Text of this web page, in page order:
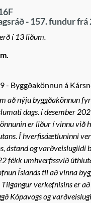
- 157. fundur frá
í 13 liðum.
Byggðakönnun á
að nýju byggðakönnun
dags. í desember
er liður í vinnu við
Í hverfisáætluninni
ástand og varðveislugildi
fékk umhverfissvið
Íslands til að vinna
Tilgangur verkefnisins er
Kópavogs og